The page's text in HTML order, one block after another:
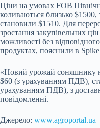
Ціни на умовах FOB
коливаються близько
становили $1510. Для
зростання закупівельних
можливості без
продуктах, пояснили в
«Новий урожай соняшнику
$60 (з урахуванням ПДВ),
урахуванням ПДВ), з
повідомленні.
Джерело: www.agroportal.ua